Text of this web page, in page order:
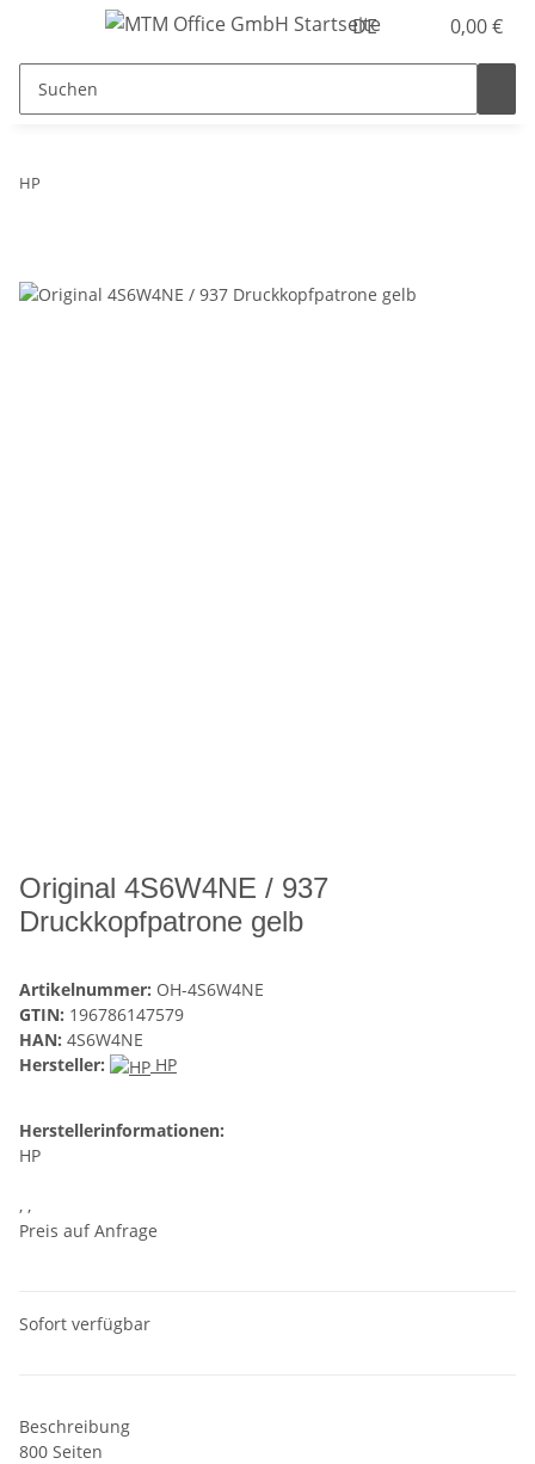
DE 0,00 €
HP
Original 4S6W4NE / 937
Druckkopfpatrone gelb
Artikelnummer: OH-4S6W4NE
GTIN: 196786147579
HAN: 4S6W4NE
Hersteller:
HP
Herstellerinformationen:
HP
, ,
Preis auf Anfrage
Sofort verfügbar
Beschreibung
800 Seiten